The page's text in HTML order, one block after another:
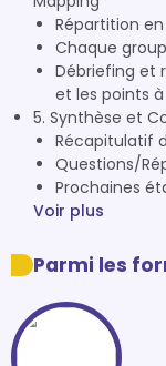
Répartition
Chaque
Débriefing et
et les points
5. Synthèse et
Récapitulatif
Questions/
Prochaines
Voir plus
Parmi les